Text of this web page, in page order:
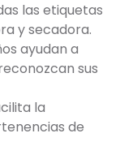
las etiquetas
y secadora.
ayudan a
sus
la
de